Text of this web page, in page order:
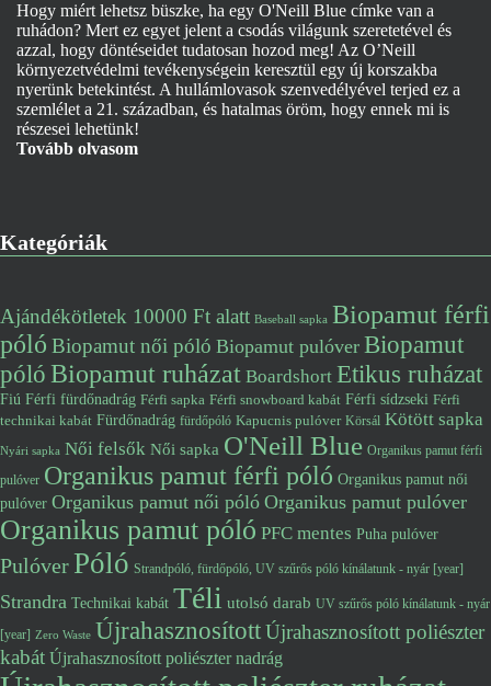
Hogy miért lehetsz büszke, ha egy O'Neill Blue címke van a
ruhádon? Mert ez egyet jelent a csodás világunk szeretetével és
azzal, hogy döntéseidet tudatosan hozod meg! Az O’Neill
környezetvédelmi tevékenységein keresztül egy új korszakba
nyerünk betekintést. A hullámlovasok szenvedélyével terjed ez a
szemlélet a 21. században, és hatalmas öröm, hogy ennek mi is
részesei lehetünk!
Tovább olvasom
Kategóriák
Ajándékötletek 10000 Ft alatt Baseball sapka Biopamut férfi
póló Biopamut női póló Biopamut pulóver Biopamut
pólóBiopamut ruházat Boardshort Etikus ruházat
Fiú Férfi fürdőnadrág Férfi sapka Férfi snowboard kabát Férfi sídzseki Férfi
technikai kabát Fürdőnadrág fürdőpóló Kapucnis pulóver Körsál Kötött sapka
Nyári sapka Női felsők Női sapka O'Neill Blue Organikus pamut férfi
pulóver Organikus pamut férfi póló Organikus pamut női
pulóver Organikus pamut női póló Organikus pamut pulóver
Organikus pamut póló PFC mentes Puha pulóver
PulóverPóló Strandpóló, fürdőpóló, UV szűrős póló kínálatunk - nyár [year]
Strandra Technikai kabát Téli utolsó darab UV szűrős póló kínálatunk - nyár
[year] Zero Waste ÚjrahasznosítottÚjrahasznosított poliészter
kabát Újrahasznosított poliészter nadrág